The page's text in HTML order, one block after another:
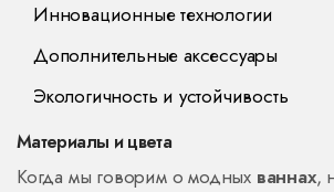
Инновационные технологии
Дополнительные аксессуары
Экологичность и устойчивость
Материалы и цвета
Когда мы говорим о модных ваннах,